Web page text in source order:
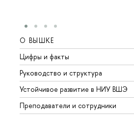
О ВЫШКЕ
Цифры и факты
Руководство и структура
Устойчивое развитие в НИУ ВШЭ
Преподаватели и сотрудники